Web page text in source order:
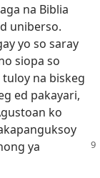
na Biblia
uniberso.
yo so saray
siopa so
tuloy na biskeg
ed pakayari,
ko
ya